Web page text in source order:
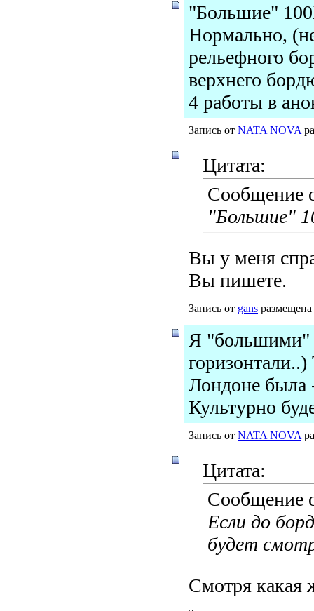
"Большие"
Нормально,
рельефного
верхнего
4 работы в
Запись от NATA NOVA
Цитата:
Сообщение
"Большие"
Вы у меня
Вы пишете.
Запись от gans
Я "большими"
Лондоне была
Культурно
Запись от NATA NOVA
Цитата:
Сообщение
Если до
будет
Смотря какая